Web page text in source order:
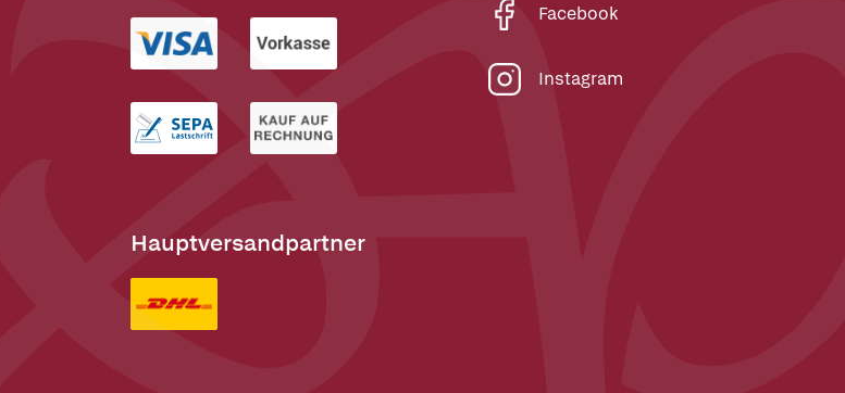
Hauptversandpartner
Facebook
Instagram